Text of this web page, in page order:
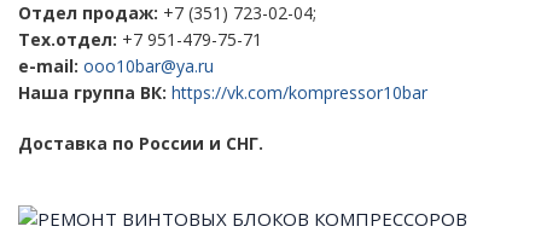
Отдел продаж: +7 (351) 723-02-04;
Тех.отдел: +7 951-479-75-71
e-mail: ooo10bar@ya.ru
Наша группа ВК: https://vk.com/kompressor10bar
Доставка по России и СНГ.